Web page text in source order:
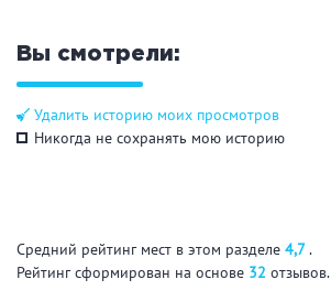
Вы смотрели:
Удалить историю моих просмотров
Никогда не сохранять мою историю
Средний рейтинг мест в этом разделе 4,7.
Рейтинг сформирован на основе 32 отзывов.